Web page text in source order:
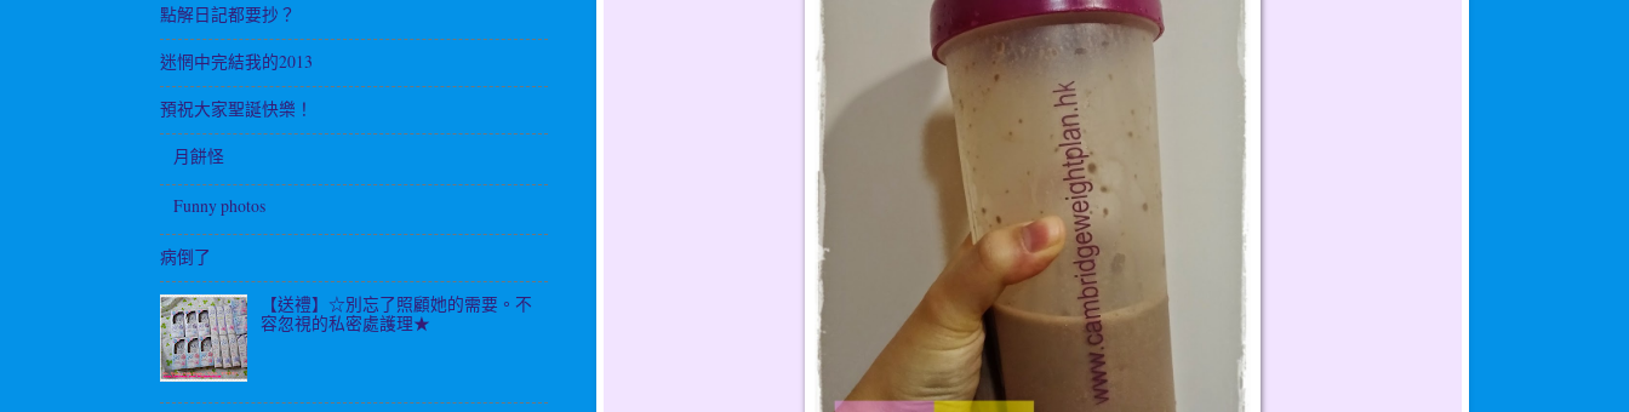
點解日記都要抄？
迷惘中完結我的2013
預祝大家聖誕快樂！
月餅怪
Funny photos
病倒了
【送禮】☆別忘了照顧她的需要。不
容忽視的私密處護理★